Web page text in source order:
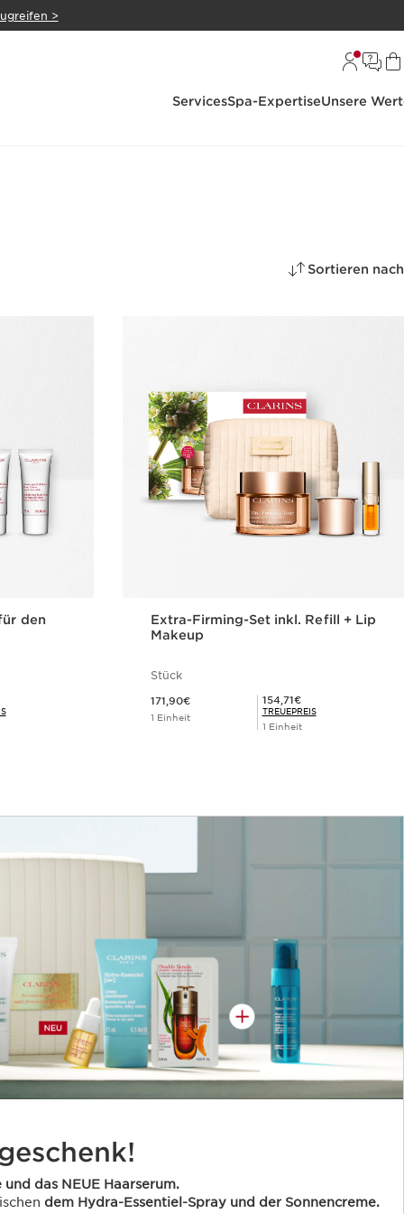
>
ServicesSpa-ExpertiseUnsere
Sortieren nach
den
Extra-Firming-Set inkl. Refill + Lip
Makeup
Stück
171,90€
1 Einheit
Mitgliederpreis 154,71€
154,71€
TREUEPREIS
1 Einheit
das NEUE Haarserum.
dem Hydra-Essentiel-Spray und der Sonnencreme.